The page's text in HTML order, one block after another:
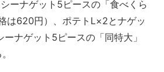
ーナゲット5ピースの「食べくら
は620円）、ポテトL×2とナゲッ
ーナゲット5ピースの「同特大」